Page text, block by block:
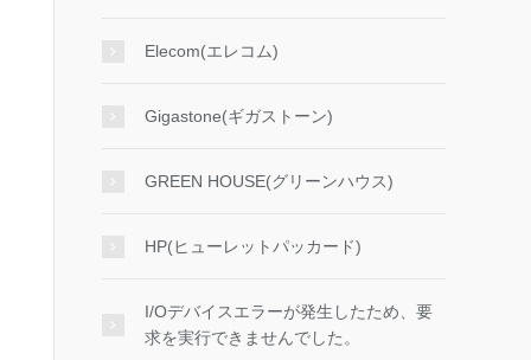
Elecom(エレコム)
Gigastone(ギガストーン)
GREEN HOUSE(グリーンハウス)
HP(ヒューレットパッカード)
I/Oデバイスエラーが発生したため、要
求を実行できませんでした。